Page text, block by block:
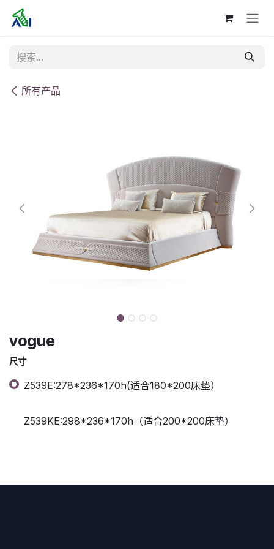
跳至内容
所有产品
vogue
尺寸
Z539E:278*236*170h(适合180*200床垫）
Z539KE:298*236*170h（适合200*200床垫）